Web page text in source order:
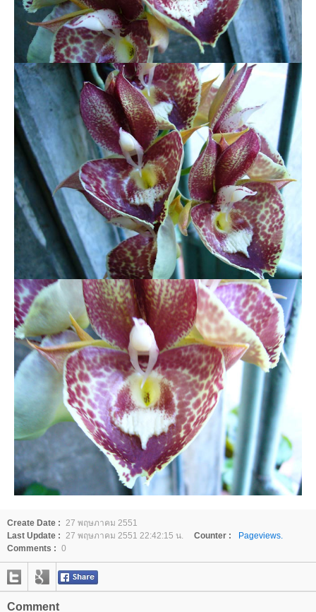
Create Date : 27 พฤษภาคม 2551
Last Update : 27 พฤษภาคม 2551 22:42:15 น. Counter :
Pageviews.
Comments : 0
Comment